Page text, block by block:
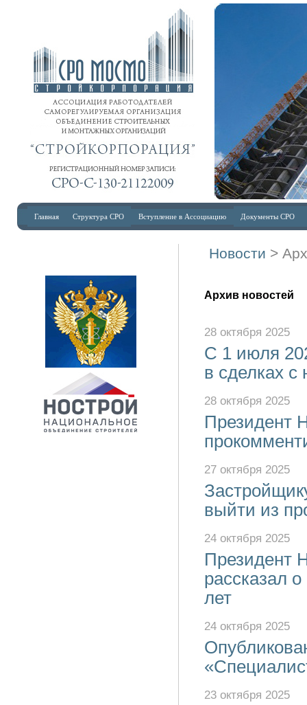
Главная Структура СРО Вступление в Ассоциацию Документы СРО
Новости >
Архив новостей
28 октября 2025
С 1 июля
в сделках
28 октября 2025
Президент
27 октября 2025
выйти из
24 октября 2025
Президент
рассказал
лет
24 октября 2025
23 октября 2025